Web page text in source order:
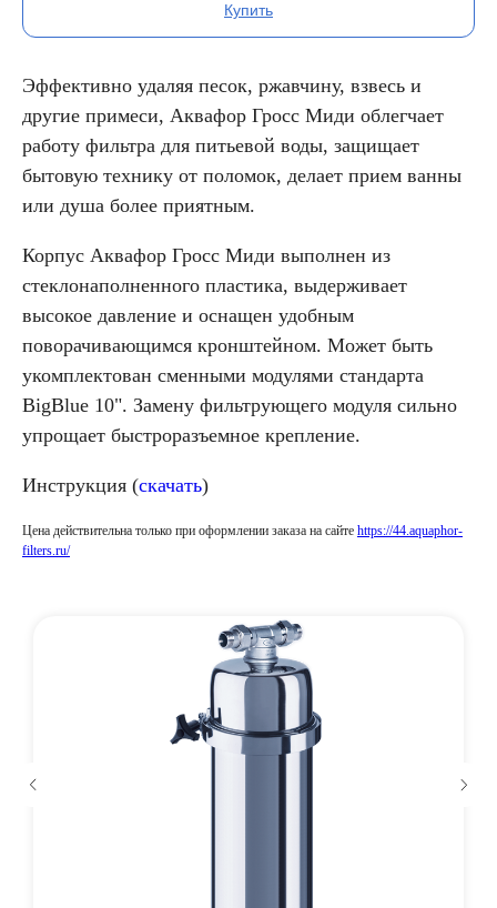
Купить
Эффективно удаляя песок, ржавчину, взвесь и
другие примеси, Аквафор Гросс Миди облегчает
работу фильтра для питьевой воды, защищает
бытовую технику от поломок, делает прием ванны
или душа более приятным.
Корпус Аквафор Гросс Миди выполнен из
стеклонаполненного пластика, выдерживает
высокое давление и оснащен удобным
поворачивающимся кронштейном. Может быть
укомплектован сменными модулями стандарта
BigBlue 10". Замену фильтрующего модуля сильно
упрощает быстроразъемное крепление.
Инструкция (скачать)
Цена действительна только при оформлении заказа на сайте https://44.aquaphor-
filters.ru/